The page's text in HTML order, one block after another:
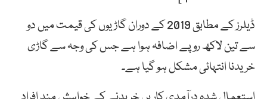
ڈیلرز کے مطابق 2019 کے دوران گاڑیوں کی قیمت میں دو
سے تین لاکھ روپے اضافہ ہوا ہے جس کی وجہ سے گاڑی
خریدنا انتہائی مشکل ہو گیا ہے۔